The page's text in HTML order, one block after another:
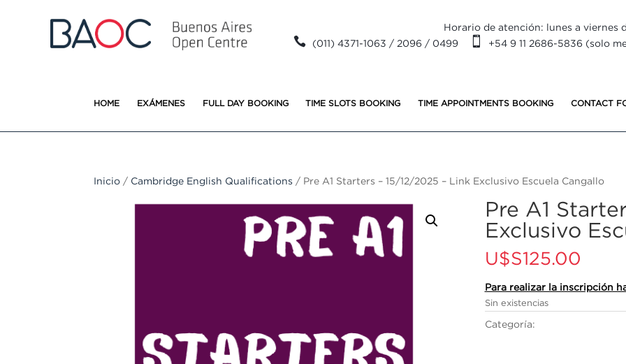
Horario de atención: lunes a viernes
 (011) 4371-1063 / 2096 / 0499  +54 9 11 2686-5836 (solo
HOME EXÁMENES FULL DAY BOOKING TIME SLOTS BOOKING TIME APPOINTMENTS BOOKING CONTACT
Inicio / Cambridge English Qualifications / Pre A1 Starters – 15/12/2025 – Link Exclusivo Escuela Cangallo
Pre A1
Exclusivo
U$S125.00
Para realizar la inscripción
Sin existencias
Categoría: